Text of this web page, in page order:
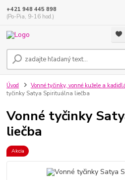
+421 948 445 898
(Po-Pia, 9-16 hod.)
Úvod Vonné tyčinky, vonné kužele a
tyčinky Satya Spirituálna liečba
Vonné tyčinky
liečba
Akcia